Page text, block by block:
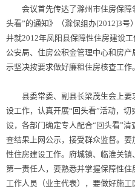
会议首先传达了滁州市住房保障
头看”的通知》（滁保组办[2012]3号
并就2012年凤阳县保障性住房建设
公安局、住房公积金管理中心和房
示坚决按要求做好廉租住房核查工作。
县委常委、副县长梁茂生会上要
设工作，认真开展“回头看”活动，
设，各部门确定专人配合“回头看”
查结果上网公示，接受群众监督。
性住房建设工作。府城镇、临淮关
第一责任人，要熟悉并掌握保障性
工作人员（业主代表），要做好施